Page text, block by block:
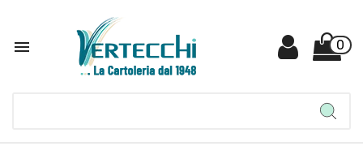
 0